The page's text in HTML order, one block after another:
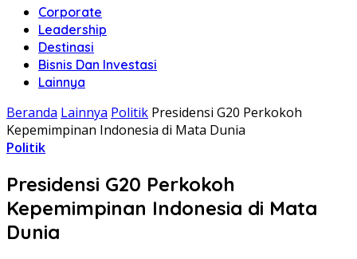
Corporate
Leadership
Destinasi
Bisnis Dan Investasi
Lainnya
Beranda Lainnya Politik Presidensi G20 Perkokoh
Kepemimpinan Indonesia di Mata Dunia
Politik
Presidensi G20 Perkokoh
Kepemimpinan Indonesia di Mata
Dunia